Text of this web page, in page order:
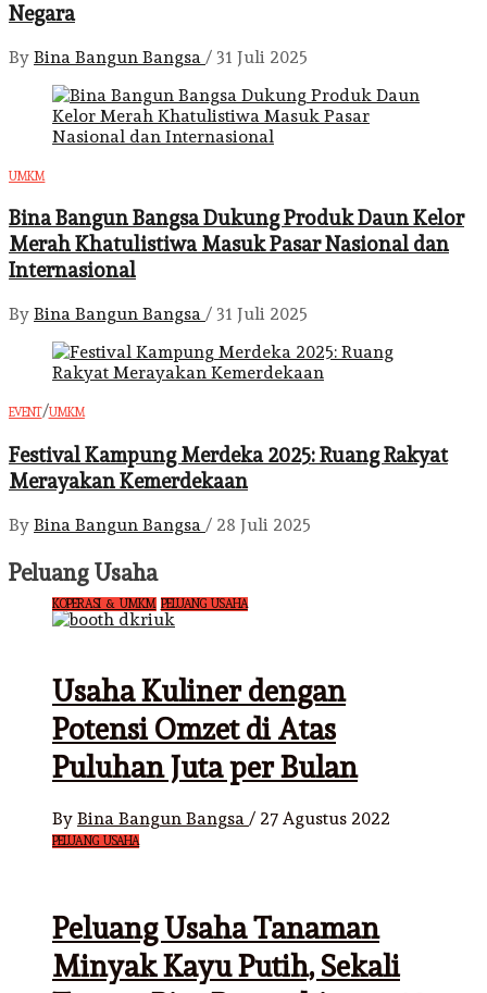
Negara
By Bina Bangun Bangsa / 31 Juli 2025
UMKM
Bina Bangun Bangsa Dukung Produk Daun Kelor
Merah Khatulistiwa Masuk Pasar Nasional dan
Internasional
By Bina Bangun Bangsa / 31 Juli 2025
EVENT/UMKM
Festival Kampung Merdeka 2025: Ruang Rakyat
Merayakan Kemerdekaan
By Bina Bangun Bangsa / 28 Juli 2025
Peluang Usaha
KOPERASI & UMKM PELUANG USAHA
Usaha Kuliner dengan
Potensi Omzet di Atas
Puluhan Juta per Bulan
By Bina Bangun Bangsa / 27 Agustus 2022
PELUANG USAHA
Peluang Usaha Tanaman
Minyak Kayu Putih, Sekali